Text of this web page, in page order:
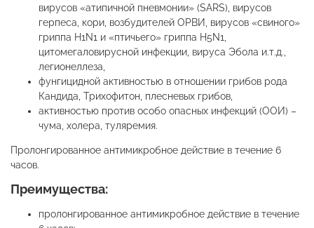
вирусов «атипичной пневмонии» (SARS), вирусов
герпеса, кори, возбудителей ОРВИ, вирусов «свиного»
гриппа H1N1 и «птичьего» гриппа H5N1,
цитомегаловирусной инфекции, вируса Эбола и.т.д.,
легионеллеза,
фунгицидной активностью в отношении грибов рода
Кандида, Трихофитон, плесневых грибов,
активностью против особо опасных инфекций (ООИ) –
чума, холера, туляремия.
Пролонгированное антимикробное действие в течение 6
часов.
Преимущества:
пролонгированное антимикробное действие в течение